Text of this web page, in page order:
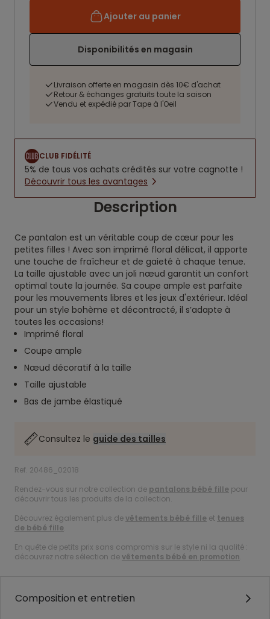
Ajouter au panier
Disponibilités en magasin
Livraison offerte en magasin dès 10€ d'achat
Retour & échanges gratuits toute la saison
Vendu et expédié par Tape à l'Oeil
CLUB FIDÉLITÉ
5% de tous vos achats crédités sur votre cagnotte !
Découvrir tous les avantages
Description
Ce pantalon est un véritable coup de cœur pour les
petites filles ! Avec son imprimé floral délicat, il apporte
une touche de fraîcheur et de gaieté à chaque tenue.
La taille ajustable avec un joli nœud garantit un confort
optimal toute la journée. Sa coupe ample est parfaite
pour les mouvements libres et les jeux d'extérieur. Idéal
pour un style bohème et décontracté, il s’adapte à
toutes les occasions!
Imprimé floral
Coupe ample
Nœud décoratif à la taille
Taille ajustable
Bas de jambe élastiqué
Consultez le guide des tailles
Ref. 20486_02018
Rendez-vous sur notre collection de pantalons bébé fille pour
découvrir tous les produits de la collection.
Découvrez également plus devêtements bébé fille et tenues
de bébé fille.
En quête de petits prix sans compromis sur le style ni la qualité :
découvrez notre sélection devêtements bébé en promotion.
Composition et entretien